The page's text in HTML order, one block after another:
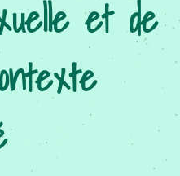
et de